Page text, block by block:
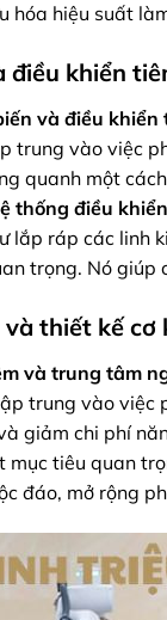
hóa hiệu suất
điều khiển
và điều khiển
trung vào việc
quanh một
thống điều khiển
lắp ráp các linh
trọng. Nó
thiết kế
và trung tâm
trung vào việc
giảm chi phí
mục tiêu quan
đáo, mở rộng